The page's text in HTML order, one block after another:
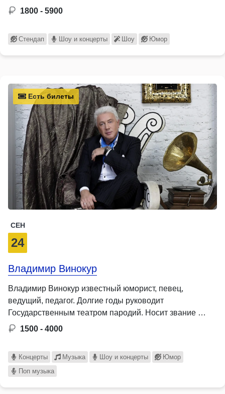
1800 - 5900
Стендап Шоу и концерты Шоу Юмор
Есть билеты
СЕН
24
Владимир Винокур
Владимир Винокур известный юморист, певец,
ведущий, педагог. Долгие годы руководит
Государственным театром пародий. Носит звание …
1500 - 4000
Концерты Музыка Шоу и концерты
Юмор
Поп музыка